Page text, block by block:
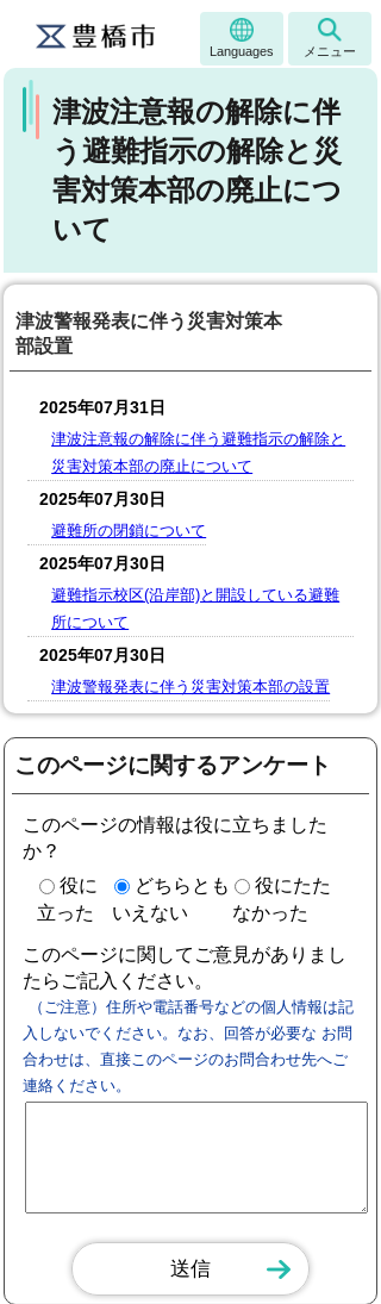
Languages メニュー
津波注意報の解除に伴
う避難指示の解除と災
害対策本部の廃止につ
いて
津波警報発表に伴う災害対策本
部設置
2025年07月31日
津波注意報の解除に伴う避難指示の解除と
災害対策本部の廃止について
2025年07月30日
避難所の閉鎖について
2025年07月30日
避難指示校区(沿岸部)と開設している避難
所について
2025年07月30日
津波警報発表に伴う災害対策本部の設置
このページに関するアンケート
このページの情報は役に立ちました
か？
役に
立った
どちらとも
いえない
役にたた
なかった
このページに関してご意見がありまし
たらご記入ください。
（ご注意）住所や電話番号などの個人情報は記
入しないでください。なお、回答が必要な お問
合わせは、直接このページのお問合わせ先へご
連絡ください。